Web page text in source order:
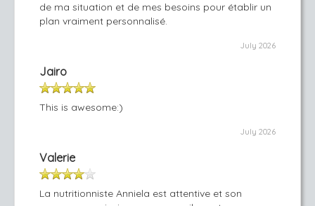
de ma situation et de mes besoins pour établir un
plan vraiment personnalisé.
July 2026
Jairo
This is awesome:)
July 2026
Valerie
La nutritionniste Anniela est attentive et son